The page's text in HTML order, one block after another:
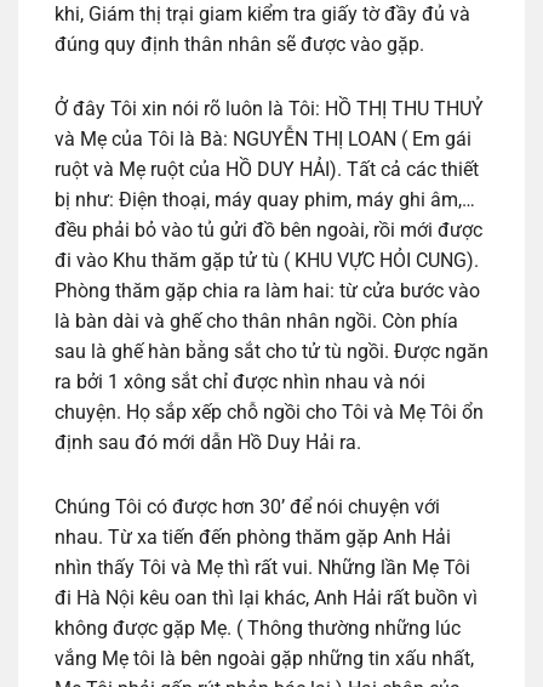
khi, Giám thị trại giam kiểm tra giấy tờ đầy đủ và
đúng quy định thân nhân sẽ được vào gặp.
Ở đây Tôi xin nói rõ luôn là Tôi: HỒ THỊ THU THUỶ
và Mẹ của Tôi là Bà: NGUYỄN THỊ LOAN ( Em gái
ruột và Mẹ ruột của HỒ DUY HẢI). Tất cả các thiết
bị như: Điện thoại, máy quay phim, máy ghi âm,…
đều phải bỏ vào tủ gửi đồ bên ngoài, rồi mới được
đi vào Khu thăm gặp tử tù ( KHU VỰC HỎI CUNG).
Phòng thăm gặp chia ra làm hai: từ cửa bước vào
là bàn dài và ghế cho thân nhân ngồi. Còn phía
sau là ghế hàn bằng sắt cho tử tù ngồi. Được ngăn
ra bởi 1 xông sắt chỉ được nhìn nhau và nói
chuyện. Họ sắp xếp chỗ ngồi cho Tôi và Mẹ Tôi ổn
định sau đó mới dẫn Hồ Duy Hải ra.
Chúng Tôi có được hơn 30’ để nói chuyện với
nhau. Từ xa tiến đến phòng thăm gặp Anh Hải
nhìn thấy Tôi và Mẹ thì rất vui. Những lần Mẹ Tôi
đi Hà Nội kêu oan thì lại khác, Anh Hải rất buồn vì
không được gặp Mẹ. ( Thông thường những lúc
vắng Mẹ tôi là bên ngoài gặp những tin xấu nhất,